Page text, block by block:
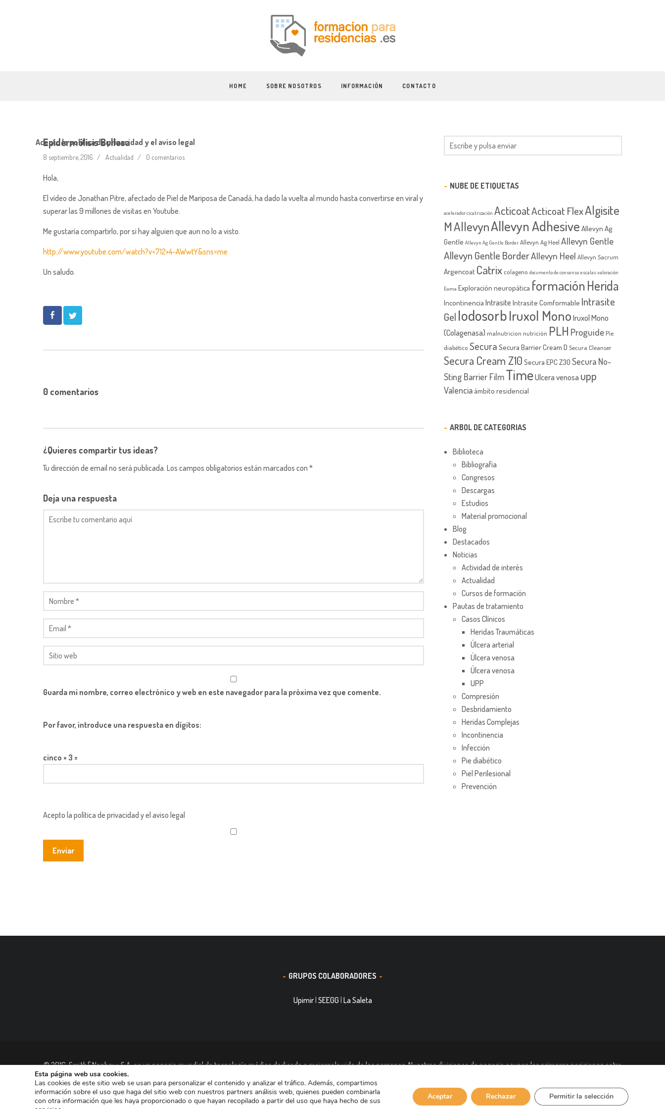
HOME SOBRE NOSOTROS INFORMACIÓN CONTACTO
Epidermólisis Bullosa
8 septiembre, 2016 Actualidad 0 comentarios
Hola,
El vídeo de Jonathan Pitre, afectado de Piel de Mariposa de Canadá, ha dado la vuelta al mundo hasta convertirse en viral y
superar las 9 millones de visitas en Youtube.
Me gustaría compartirlo, por si hay alguien que aun no lo a visto.
http://www.youtube.com/watch?v=712×4-AWwtY&sns=me
Un saludo.
0 comentarios
¿Quieres compartir tus ideas?
Tu dirección de email no será publicada. Los campos obligatorios están marcados con *
Deja una respuesta
Guarda mi nombre, correo electrónico y web en este navegador para la próxima vez que comente.
Por favor, introduce una respuesta en dígitos:
cinco × 3 =
Acepto la política de privacidad y el aviso legal
Acepto la política de privacidad y el aviso legal
NUBE DE ETIQUETAS
acelerador cicatrización ActicoatActicoat FlexAlgisite
MAllevynAllevyn Adhesive Allevyn Ag
Gentle Allevyn Ag Gentle Border Allevyn Ag Heel Allevyn Gentle
Allevyn Gentle BorderAllevyn Heel Allevyn Sacrum
Argencoat Catrix colageno documento de consenso escalas valoración
Ewma Exploración neuropática formaciónHerida
Incontinencia Intrasite Intrasite Comformable Intrasite
Gel IodosorbIruxol MonoIruxol Mono
(Colagenasa) malnutricion nutrición PLH Proguide Píe
diabético Secura Secura Barrier Cream D Secura Cleanser
Secura Cream Z10 Secura EPC Z30 Secura No-
Sting Barrier FilmTimeUlcera venosa upp
Valenciaámbito residencial
ARBOL DE CATEGORIAS
Biblioteca
Bibliografía
Congresos
Descargas
Estudios
Material promocional
Blog
Destacados
Noticias
Actividad de interés
Actualidad
Cursos de formación
Pautas de tratamiento
Casos Clínicos
Heridas Traumáticas
Úlcera arterial
Úlcera venosa
Úlcera venosa
UPP
Compresión
Desbridamiento
Heridas Complejas
Incontinencia
Infección
Pie diabético
Piel Perilesional
Prevención
GRUPOS COLABORADORES
Upimir| SEEGG La Saleta
© 2016, Smith&Nephew, S.A. es un negocio mundial de tecnología médica dedicada a mejorar la vida de las personas. Nuestras divisiones de negocio ocupan las primeras posiciones entre
las empresas dedicadas a Reconstrucción Ortopédica, Curación de heridas Medicina del Deporte y Trauma. Tiene casi 11.000 trabajadores en todo el mundo y está presente en más de 90
países.
Aviso de Cookies Aviso Legal
Esta página web usa cookies.
Las cookies de este sitio web se usan para personalizar el contenido y analizar el tráfico. Además, compartimos
información sobre el uso que haga del sitio web con nuestros partners análisis web, quienes pueden combinarla
con otra información que les haya proporcionado o que hayan recopilado a partir del uso que haya hecho de sus
Aceptar Rechazar Permitir la selección